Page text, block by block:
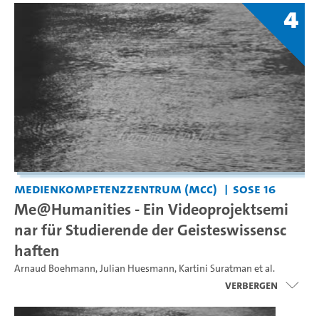
4
Medienkompetenzzentrum (MCC) SoSe 16
Me@Humanities - Ein Videoprojektsemi
nar für Studierende der Geisteswissensc
haften
Arnaud Boehmann,Julian Huesmann, Kartini Suratman et al.
Verbergen